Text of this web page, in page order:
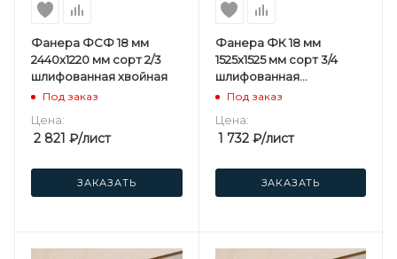
Фанера ФСФ 18 мм
2440х1220 мм сорт 2/3
шлифованная хвойная
Под заказ
Цена:
2 821 ₽/лист
ЗАКАЗАТЬ
Фанера ФК 18 мм
1525х1525 мм сорт 3/4
шлифованная
березовая
Под заказ
Цена:
1 732₽/лист
ЗАКАЗАТЬ